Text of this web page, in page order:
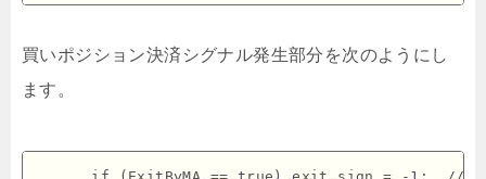
買いポジション決済シグナル発生部分を次のようにし
ます。